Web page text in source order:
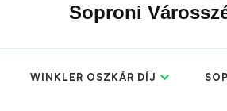
Soproni
WINKLER OSZKÁR DÍJ